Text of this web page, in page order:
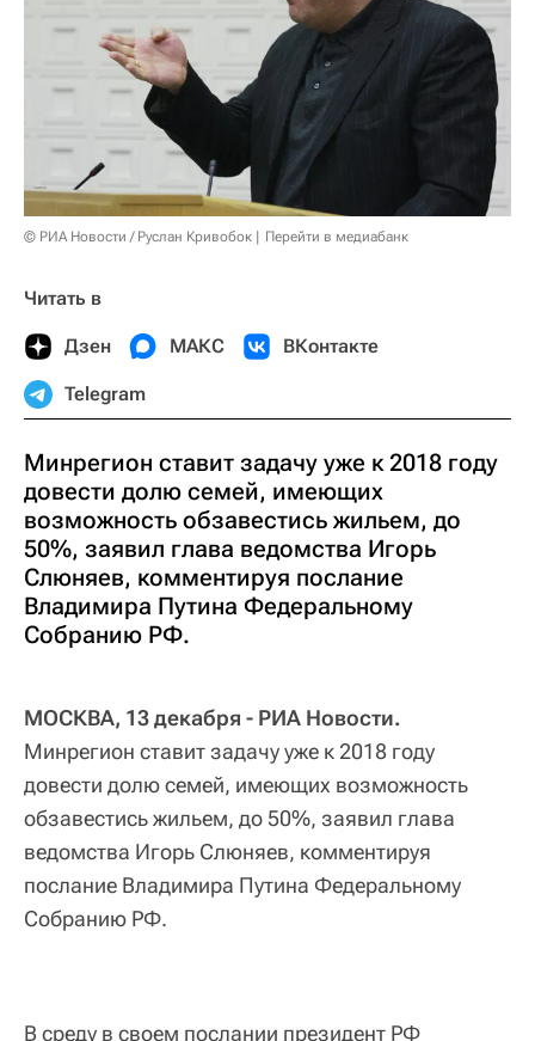
© РИА Новости / Руслан Кривобок Перейти в медиабанк
Читать в
Дзен МАКС ВКонтакте
Telegram
Минрегион ставит задачу уже к 2018 году
довести долю семей, имеющих
возможность обзавестись жильем, до
50%, заявил глава ведомства Игорь
Слюняев, комментируя послание
Владимира Путина Федеральному
Собранию РФ.
МОСКВА, 13 декабря - РИА Новости.
Минрегион ставит задачу уже к 2018 году
довести долю семей, имеющих возможность
обзавестись жильем, до 50%, заявил глава
ведомства Игорь Слюняев, комментируя
послание Владимира Путина Федеральному
Собранию РФ.
В среду в своем послании президент РФ